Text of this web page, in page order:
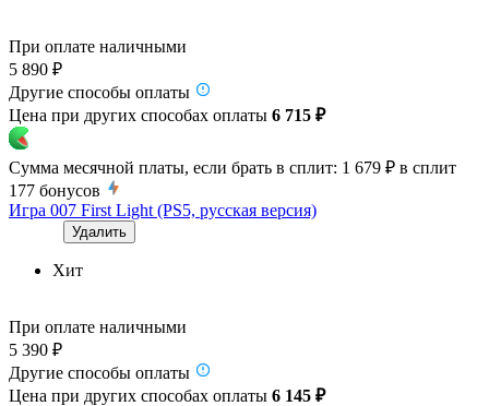
При оплате наличными
5 890 ₽
Другие способы оплаты
Цена при других способах оплаты 6 715 ₽
Сумма месячной платы, если брать в сплит: 1 679 ₽ в сплит
177 бонусов
Игра 007 First Light (PS5, русская версия)
Удалить
Хит
При оплате наличными
5 390 ₽
Другие способы оплаты
Цена при других способах оплаты 6 145 ₽